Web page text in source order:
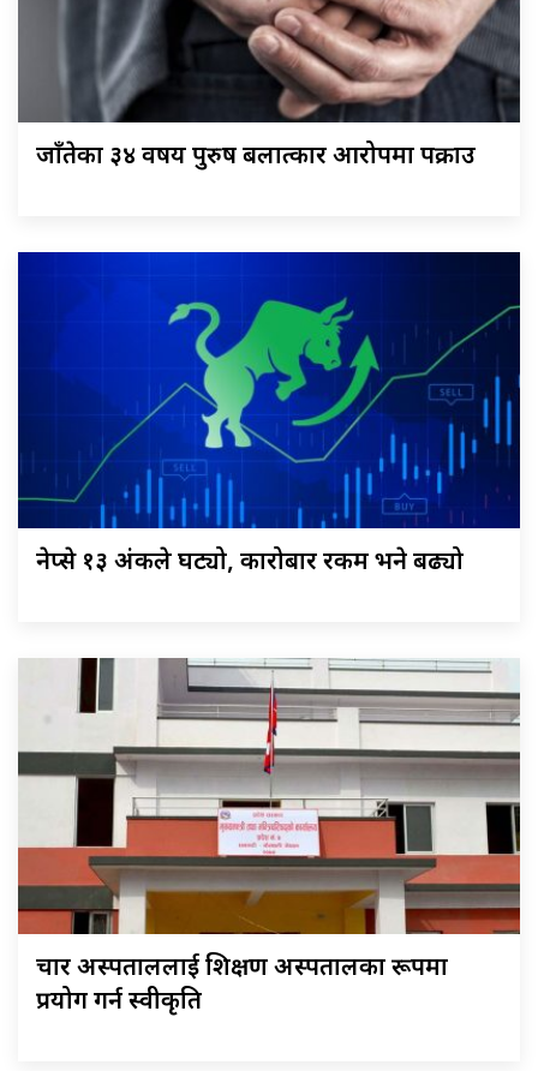
जाँतेका ३४ वर्षीय पुरुष बलात्कार आरोपमा पक्राउ
नेप्से १३ अंकले घट्यो, कारोबार रकम भने बढ्यो
चार अस्पताललाई शिक्षण अस्पतालका रूपमा
प्रयोग गर्न स्वीकृति